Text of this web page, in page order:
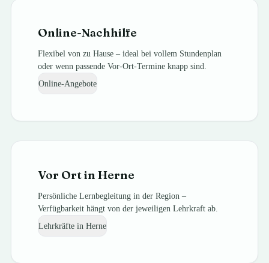
Online-Nachhilfe
Flexibel von zu Hause – ideal bei vollem Stundenplan
oder wenn passende Vor-Ort-Termine knapp sind.
Online-Angebote
Vor Ort inHerne
Persönliche Lernbegleitung in der Region –
Verfügbarkeit hängt von der jeweiligen Lehrkraft ab.
Lehrkräfte inHerne